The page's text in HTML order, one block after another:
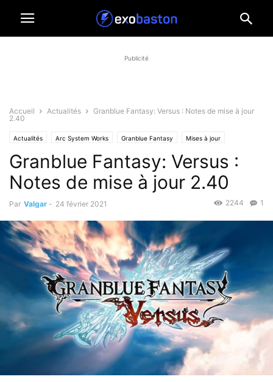
Publicité
Accueil Actualités
Granblue Fantasy: Versus : Notes de mise à jour
2.40
Actualités Arc System Works Granblue Fantasy Mises à jour
Granblue Fantasy: Versus :
Notes de mise à jour 2.40
Par Valgar - 24 février 2021 1
2244